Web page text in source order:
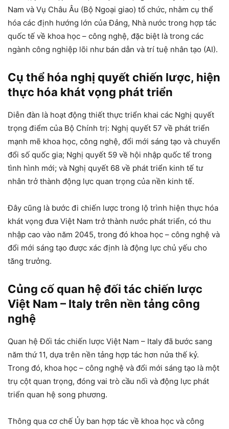
Nam và Vụ Châu Âu (Bộ Ngoại giao) tổ chức, nhằm cụ thể
hóa các định hướng lớn của Đảng, Nhà nước trong hợp tác
quốc tế về khoa học – công nghệ, đặc biệt là trong các
ngành công nghiệp lõi như bán dẫn và trí tuệ nhân tạo (AI).
Cụ thể hóa nghị quyết chiến lược, hiện
thực hóa khát vọng phát triển
Diễn đàn là hoạt động thiết thực triển khai các Nghị quyết
trọng điểm của Bộ Chính trị: Nghị quyết 57 về phát triển
mạnh mẽ khoa học, công nghệ, đổi mới sáng tạo và chuyển
đổi số quốc gia; Nghị quyết 59 về hội nhập quốc tế trong
tình hình mới; và Nghị quyết 68 về phát triển kinh tế tư
nhân trở thành động lực quan trọng của nền kinh tế.
Đây cũng là bước đi chiến lược trong lộ trình hiện thực hóa
khát vọng đưa Việt Nam trở thành nước phát triển, có thu
nhập cao vào năm 2045, trong đó khoa học – công nghệ và
đổi mới sáng tạo được xác định là động lực chủ yếu cho
tăng trưởng.
Củng cố quan hệ đối tác chiến lược
Việt Nam – Italy trên nền tảng công
nghệ
Quan hệ Đối tác chiến lược Việt Nam – Italy đã bước sang
năm thứ 11, dựa trên nền tảng hợp tác hơn nửa thế kỷ.
Trong đó, khoa học – công nghệ và đổi mới sáng tạo là một
trụ cột quan trọng, đóng vai trò cầu nối và động lực phát
triển quan hệ song phương.
Thông qua cơ chế Ủy ban hợp tác về khoa học và công